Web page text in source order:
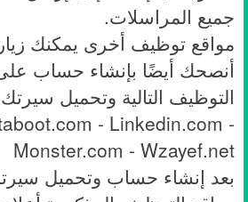
جميع المراسلات.
مواقع توظيف أخرى يمكنك
أنصحك أيضًا بإنشاء حساب
التوظيف التالية وتحميل سيرتك
- Linkedin.com -
Monster.com - Wzayef.net
بعد إنشاء حساب وتحميل